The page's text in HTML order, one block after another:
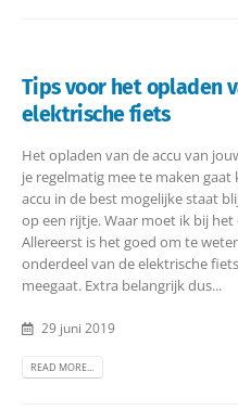
Tips voor het opladen
elektrische fiets
Het opladen van de accu van
je regelmatig mee te maken
accu in de best mogelijke staat
op een rijtje. Waar moet ik bij
Allereerst is het goed om te
onderdeel van de elektrische
meegaat. Extra belangrijk dus...
29 juni 2019
READ MORE...